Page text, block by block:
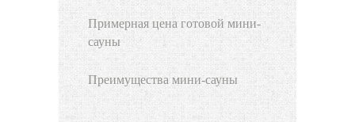
Примерная цена готовой мини-
сауны
Преимущества мини-сауны